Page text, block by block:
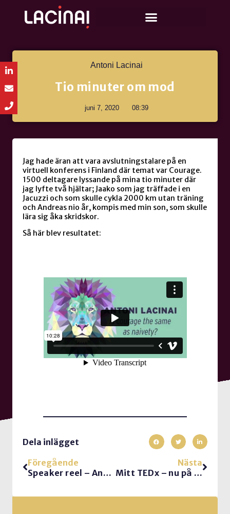
Antoni Lacinai
Tio minuter om mod
juni 7, 2020 08:39
Jag hade äran att vara avslutningstalare på en
virtuell konferens i Finland där temat var Courage.
1500 deltagare lyssande på mina tio minuter där
jag lyfte två hjältar; Jaako som jag träffade i en
Jacuzzi och som skulle cykla 2000 km utan träning
och Andreas nio år, kompis med min son, som skulle
lära sig åka skridskor.
Så här blev resultatet:
Dela inlägget
Föregående
Speaker reel – Antoni, föreläsare
Nästa
Mitt TEDx – nu på ted.com